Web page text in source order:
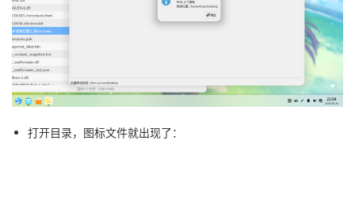
打开目录，图标文件就出现了：